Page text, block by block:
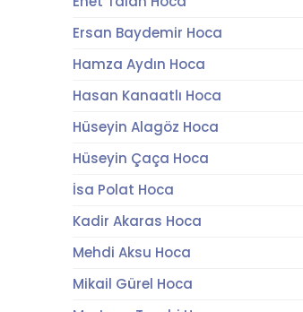
Ersan Baydemir Hoca
Hamza Aydın Hoca
Hasan Kanaatlı Hoca
Hüseyin Alagöz Hoca
Hüseyin Çaça Hoca
İsa Polat Hoca
Kadir Akaras Hoca
Mehdi Aksu Hoca
Mikail Gürel Hoca